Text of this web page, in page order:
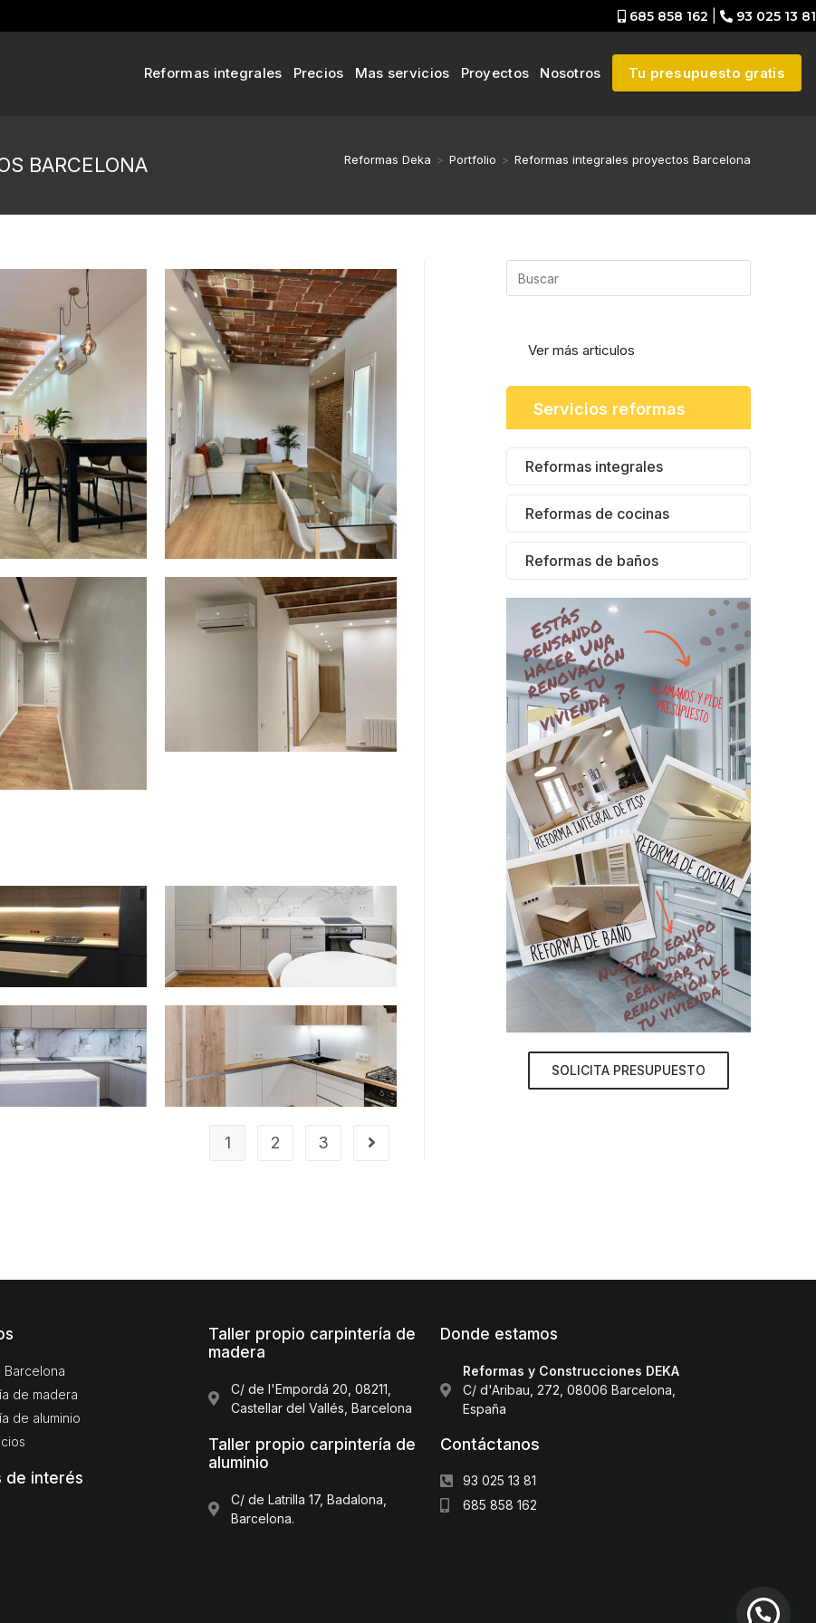
685 858 162 93 025 13 81
Reformas integrales Precios Mas servicios Proyectos Nosotros Tu presupuesto gratis
BARCELONA Reformas Deka > Portfolio > Reformas integrales proyectos Barcelona
1 2 3
Ver más articulos
Servicios reformas
Reformas integrales
Reformas de cocinas
Reformas de baños
SOLICITA PRESUPUESTO
Barcelona
de madera
de aluminio
de interés
Taller propio carpintería de
madera
C/ de l'Empordá 20, 08211,
Castellar del Vallés, Barcelona
Taller propio carpintería de
aluminio
C/ de Latrilla 17, Badalona,
Barcelona.
Donde estamos
Reformas y Construcciones DEKA
C/ d'Aribau, 272, 08006 Barcelona,
España
Contáctanos
93 025 13 81
685 858 162